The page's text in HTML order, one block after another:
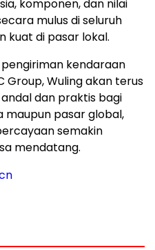
komponen, dan nilai
mulus di seluruh
kuat di pasar lokal.
kendaraan
Group, Wuling akan terus
dan praktis bagi
maupun pasar global,
semakin
mendatang.